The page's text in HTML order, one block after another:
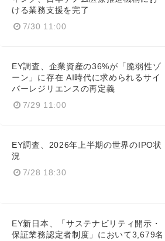
ける業務支援を完了
7/30 11:00
EY調査、企業資産の36%が「脆弱性ゾ
ーン」に存在 AI時代に求められるサイ
バーレジリエンスの再定義
7/29 11:00
EY調査、2026年上半期の世界のIPO状
況
7/28 18:30
EY新日本、「サステナビリティ開示・
保証業務認定者制度」において3,679名
Japanese
English